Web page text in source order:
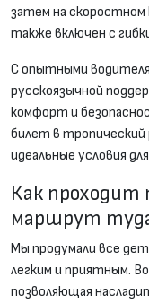
затем на
также включен с
С опытными
русскоязычной
комфорт и
билет в
идеальные условия
Как
маршрут
Мы продумали все
легким и приятным.
позволяющая